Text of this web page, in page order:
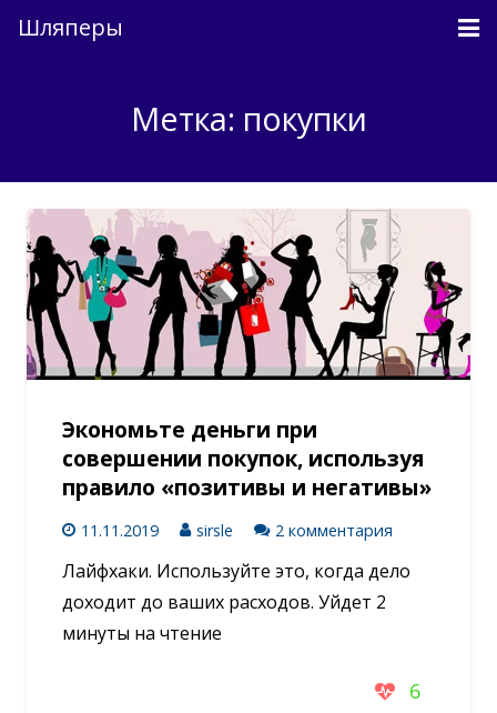
Шляперы
Непричесанные мысли
О проекте
Связь
Вход
Метка: покупки
Экономьте деньги при
совершении покупок, используя
правило «позитивы и негативы»
11.11.2019 sirsle 2 комментария
Лайфхаки. Используйте это, когда дело
доходит до ваших расходов. Уйдет 2
минуты на чтение
6